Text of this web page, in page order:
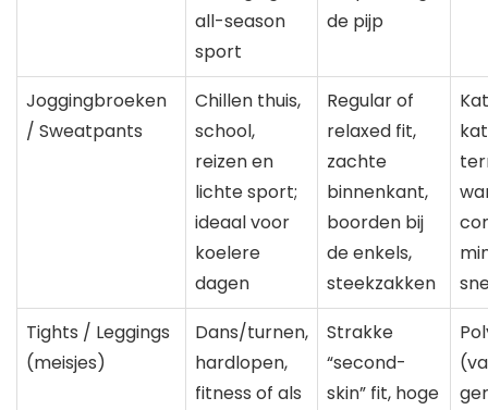
all-season
sport
de pijp
Joggingbroeken
/ Sweatpants
Chillen thuis,
school,
reizen en
lichte sport;
ideaal voor
koelere
dagen
Regular of
relaxed fit,
zachte
binnenkant,
boorden bij
de enkels,
steekzakken
Tights / Leggings
(meisjes)
Dans/turnen,
hardlopen,
fitness of als
Strakke
“second-
skin” fit, hoge